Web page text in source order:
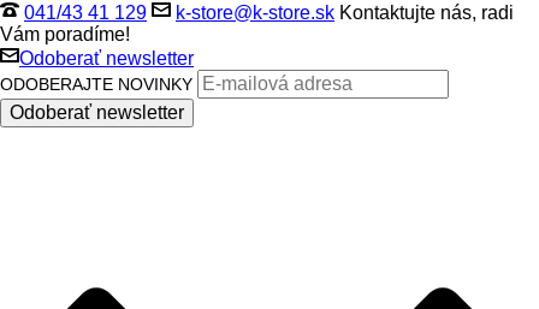
041/43 41 129 k-store@k-store.sk Kontaktujte nás, radi
Vám poradíme!
Odoberať newsletter
ODOBERAJTE NOVINKY